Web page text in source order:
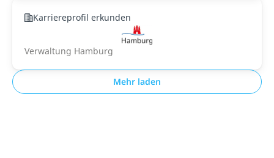
Karriereprofil erkunden
Verwaltung Hamburg
Mehr laden